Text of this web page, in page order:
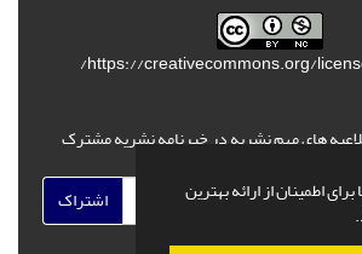
اطمینان از ارائه بهترین
https://creativecommons.org/
های مهم نشریه در خبرنامه نشریه مشترک
اشتراک